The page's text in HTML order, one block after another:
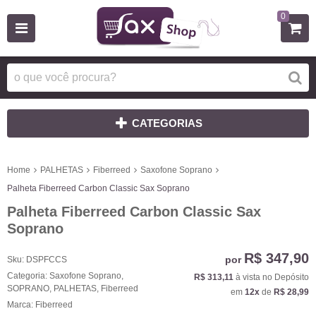
0
CATEGORIAS
Home PALHETAS Fiberreed
Saxofone Soprano
Palheta Fiberreed Carbon Classic Sax Soprano
Palheta Fiberreed Carbon Classic Sax
Soprano
Sku: DSPFCCS
Categoria: Saxofone Soprano
SOPRANO PALHETAS Fiberreed
Marca: Fiberreed
por R$ 347,90
R$ 313,11 à vista no Depósito
em 12x de R$ 28,99